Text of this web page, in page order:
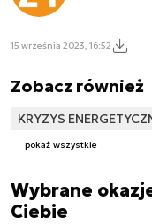
15 września 2023, 16:52
Zobacz również
KRYZYS
pokaż wszystkie
Wybrane
Ciebie